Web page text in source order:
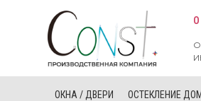
Окна Рехау
Лучшие окна от производителя
ОКНА / ДВЕРИ ОСТЕКЛЕНИЕ